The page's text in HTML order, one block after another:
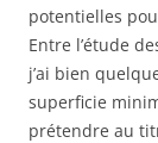
potentielles
Entre l’étude
j’ai bien
superficie
prétendre au